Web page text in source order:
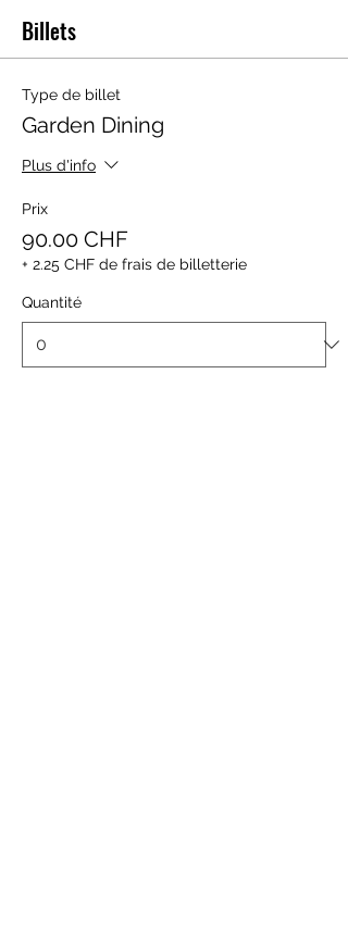
Billets
Type de billet
Garden Dining
Plus d'info
Prix
90.00 CHF
+ 2.25 CHF de frais de billetterie
Quantité